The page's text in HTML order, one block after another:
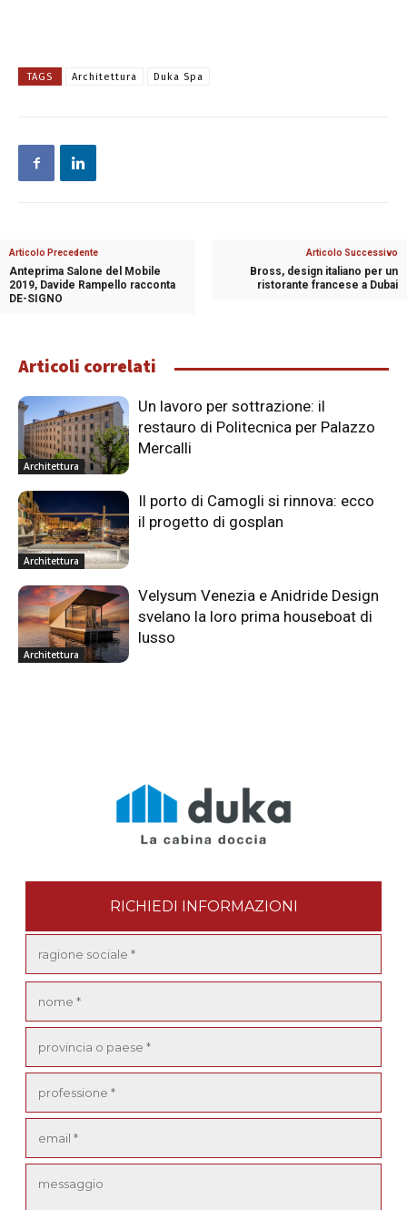
TAGS Architettura Duka Spa
Articolo Precedente
Anteprima Salone del Mobile
2019, Davide Rampello racconta
DE-SIGNO
Articolo Successivo
Bross, design italiano per un
ristorante francese a Dubai
Articoli correlati
Architettura
Un lavoro per sottrazione: il
restauro di Politecnica per Palazzo
Mercalli
Architettura
Il porto di Camogli si rinnova: ecco
il progetto di gosplan
Architettura
Velysum Venezia e Anidride Design
svelano la loro prima houseboat di
lusso